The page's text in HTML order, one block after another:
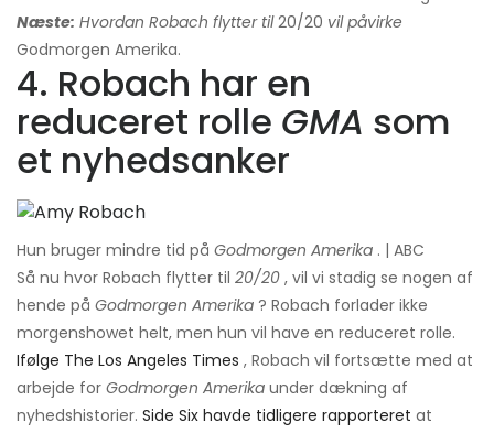
Næste: Hvordan Robach flytter til20/20 vil påvirke
Godmorgen Amerika.
4. Robach har en
reduceret rolle GMA som
et nyhedsanker
Hun bruger mindre tid på Godmorgen Amerika . | ABC
Så nu hvor Robach flytter til 20/20 , vil vi stadig se nogen af ​​
hende på Godmorgen Amerika ? Robach forlader ikke
morgenshowet helt, men hun vil have en reduceret rolle.
Ifølge The Los Angeles Times , Robach vil fortsætte med at
arbejde for Godmorgen Amerika under dækning af
nyhedshistorier. Side Six havde tidligere rapporteret at